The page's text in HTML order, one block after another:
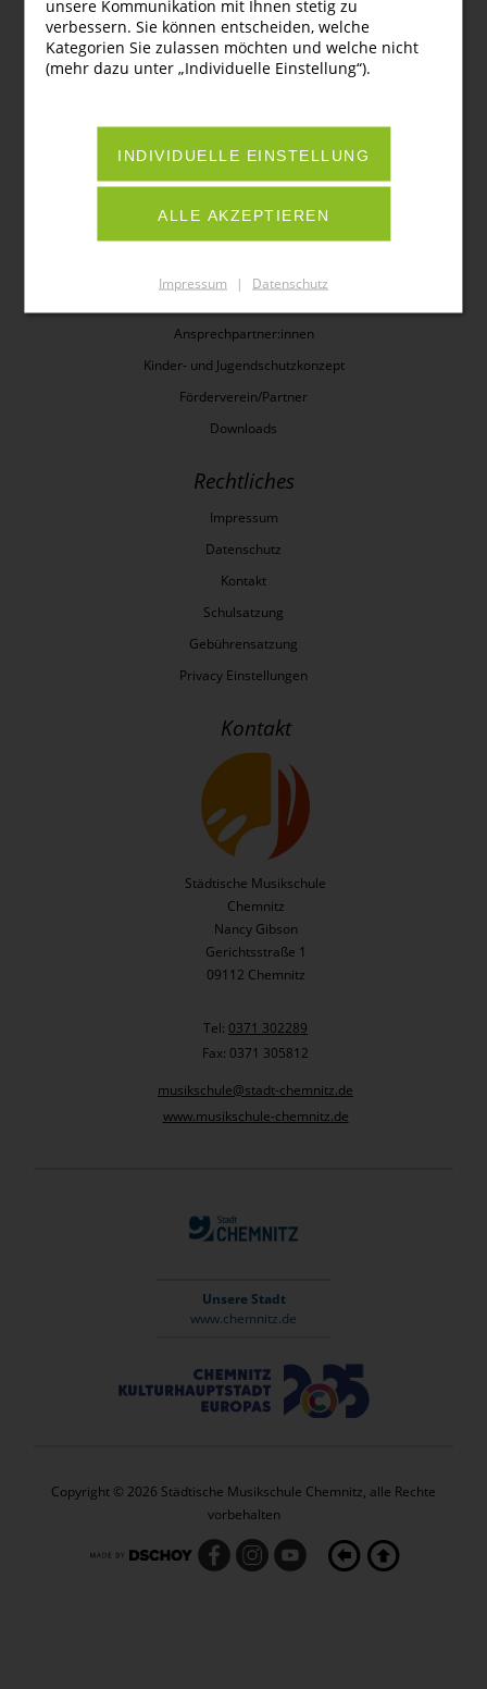
Service & Infos
Instrumentenverleih
Anmeldegebühren
Sitemap
Sprechzeiten
Ansprechpartner:innen
Kinder- und Jugendschutzkonzept
Förderverein/Partner
Downloads
Rechtliches
Impressum
Datenschutz
Kontakt
Schulsatzung
Gebührensatzung
Privacy Einstellungen
Kontakt
Städtische Musikschule
Chemnitz
Nancy Gibson
Gerichtsstraße 1
09112 Chemnitz
Tel: 0371 302289
Fax: 0371 305812
musikschule@stadt-chemnitz.de
www.musikschule-chemnitz.de
Unsere Stadt
www.chemnitz.de
Copyright © 2026 Städtische Musikschule Chemnitz, alle Rechte
vorbehalten
unsere Kommunikation mit Ihnen stetig zu
verbessern. Sie können entscheiden, welche
Kategorien Sie zulassen möchten und welche nicht
(mehr dazu unter „Individuelle Einstellung“).
INDIVIDUELLE EINSTELLUNG
ALLE AKZEPTIEREN
Impressum | Datenschutz